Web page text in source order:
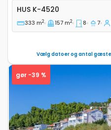
Komfortabelt hus
HUS K-4520
333 m2 157 m2 8 7
Vælg datoer og antal
gør -39 %